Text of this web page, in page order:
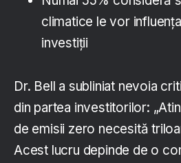
climatice le vor
investiţii
Dr. Bell a subliniat nevoia
din partea investitorilor:
de emisii zero necesită
Acest lucru depinde de o